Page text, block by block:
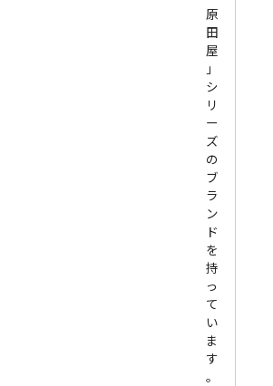
原
田
屋
」
シ
リ
ー
ズ
の
ブ
ラ
ン
ド
を
持
っ
て
い
ま
す
。